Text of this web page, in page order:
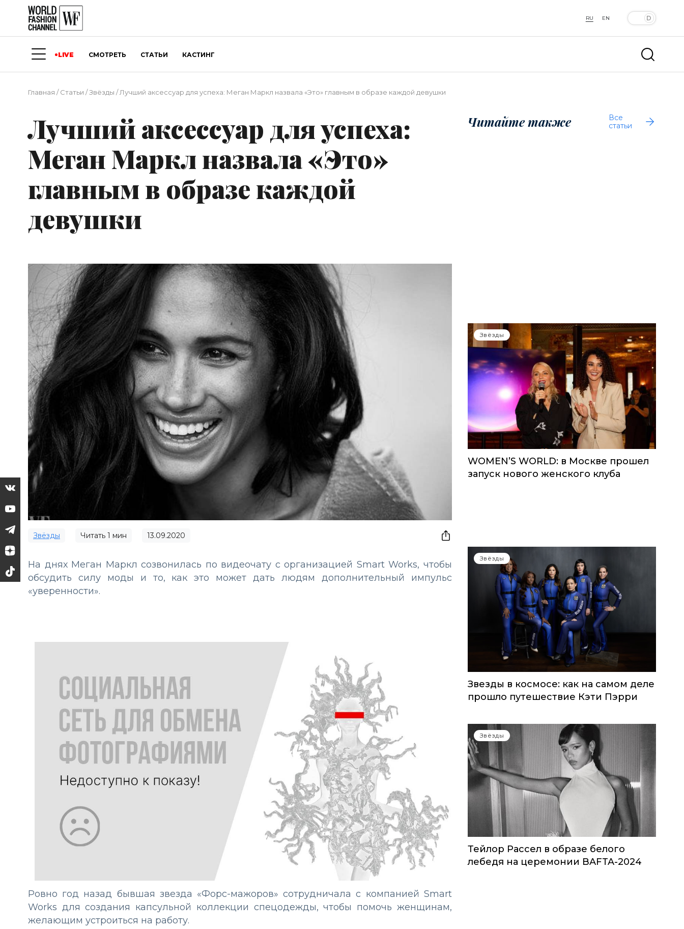
RU EN
LIVE СМОТРЕТЬ СТАТЬИ КАСТИНГ
Главная /Статьи /Звёзды /Лучший аксессуар для успеха: Меган Маркл назвала «Это» главным в образе каждой девушки
Лучший аксессуар для успеха:
Меган Маркл назвала «Это»
главным в образе каждой
девушки
Звёзды Читать 1 мин 13.09.2020
На днях Меган Маркл созвонилась по видеочату с организацией Smart Works, чтобы
обсудить силу моды и то, как это может дать людям дополнительный импульс
«уверенности».
Ровно год назад бывшая звезда «Форс-мажоров» сотрудничала с компанией Smart
Works для создания капсульной коллекции спецодежды, чтобы помочь женщинам,
желающим устроиться на работу.
Читайте также
Все
статьи
Звёзды
WOMEN’S WORLD: в Москве прошел
запуск нового женского клуба
Звёзды
Звезды в космосе: как на самом деле
прошло путешествие Кэти Пэрри
Звёзды
Тейлор Рассел в образе белого
лебедя на церемонии BAFTA-2024